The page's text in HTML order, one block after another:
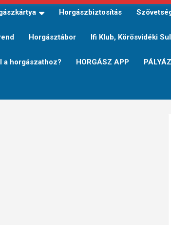
Horgászbiztosítás
Horgásztábor Ifi Klub, Körösvidéki
a horgászathoz? HORGÁSZ APP